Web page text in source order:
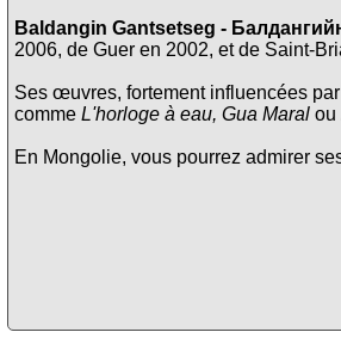
Baldangin Gantsetseg -
2006, de Guer en 2002, et de Saint-
Ses œuvres, fortement influencées
comme L'horloge à eau, Gua Maral ou
En Mongolie, vous pourrez admirer